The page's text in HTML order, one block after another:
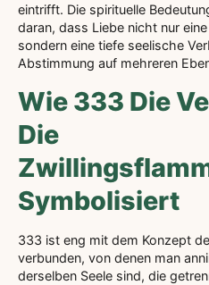
eintrifft. Die spirituelle
daran, dass Liebe nicht nur
sondern eine tiefe seelische
Abstimmung auf mehreren
Wie 333 Die
Die
Symbolisiert
333 ist eng mit dem Konzept
verbunden, von denen man
derselben Seele sind, die